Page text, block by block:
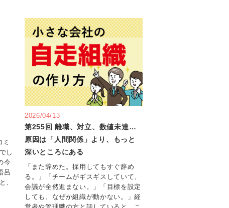
し
今
呂
、
2026/04/13
第255回 離職、対立、数値未達…
原因は「人間関係」より、もっと
深いところにある
「また辞めた。採用してもすぐ辞め
る。」「チームがギスギスしていて、
会議が全然進まない。」「目標を設定
しても、なぜか組織が動かない。」経